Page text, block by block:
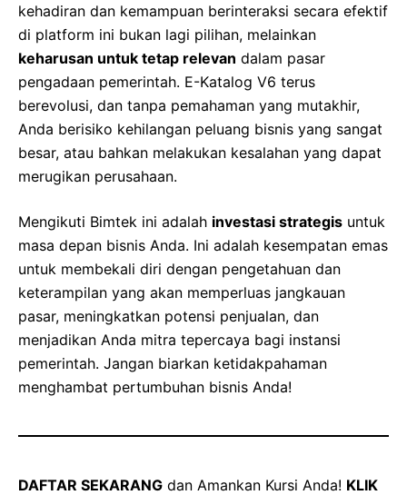
kehadiran dan kemampuan berinteraksi secara efektif
di platform ini bukan lagi pilihan, melainkan
keharusan untuk tetap relevan dalam pasar
pengadaan pemerintah. E-Katalog V6 terus
berevolusi, dan tanpa pemahaman yang mutakhir,
Anda berisiko kehilangan peluang bisnis yang sangat
besar, atau bahkan melakukan kesalahan yang dapat
merugikan perusahaan.
Mengikuti Bimtek ini adalah investasi strategis untuk
masa depan bisnis Anda. Ini adalah kesempatan emas
untuk membekali diri dengan pengetahuan dan
keterampilan yang akan memperluas jangkauan
pasar, meningkatkan potensi penjualan, dan
menjadikan Anda mitra tepercaya bagi instansi
pemerintah. Jangan biarkan ketidakpahaman
menghambat pertumbuhan bisnis Anda!
DAFTAR SEKARANG dan Amankan Kursi Anda! KLIK